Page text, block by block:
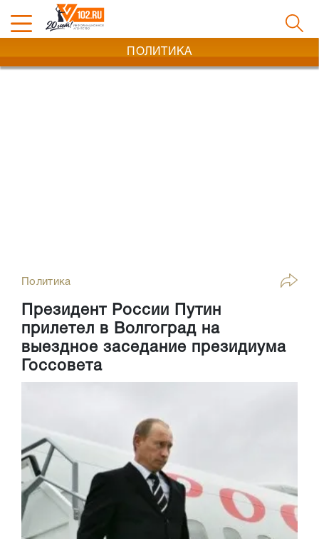
ПОЛИТИКА
Политика
Президент России Путин
прилетел в Волгоград на
выездное заседание президиума
Госсовета